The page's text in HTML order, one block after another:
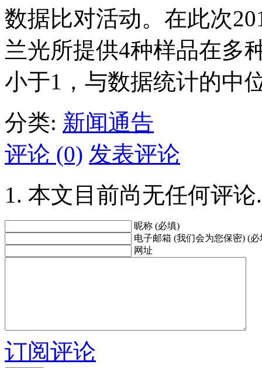
数据比对活动。在此次
兰光所提供4种样品在多
小于1，与数据统计的中
分类: 新闻通告
评论 (0) 发表评论
本文目前尚无任何评论.
昵称 (必填)
电子邮箱 (我们会为您保密) (必
网址
订阅评论